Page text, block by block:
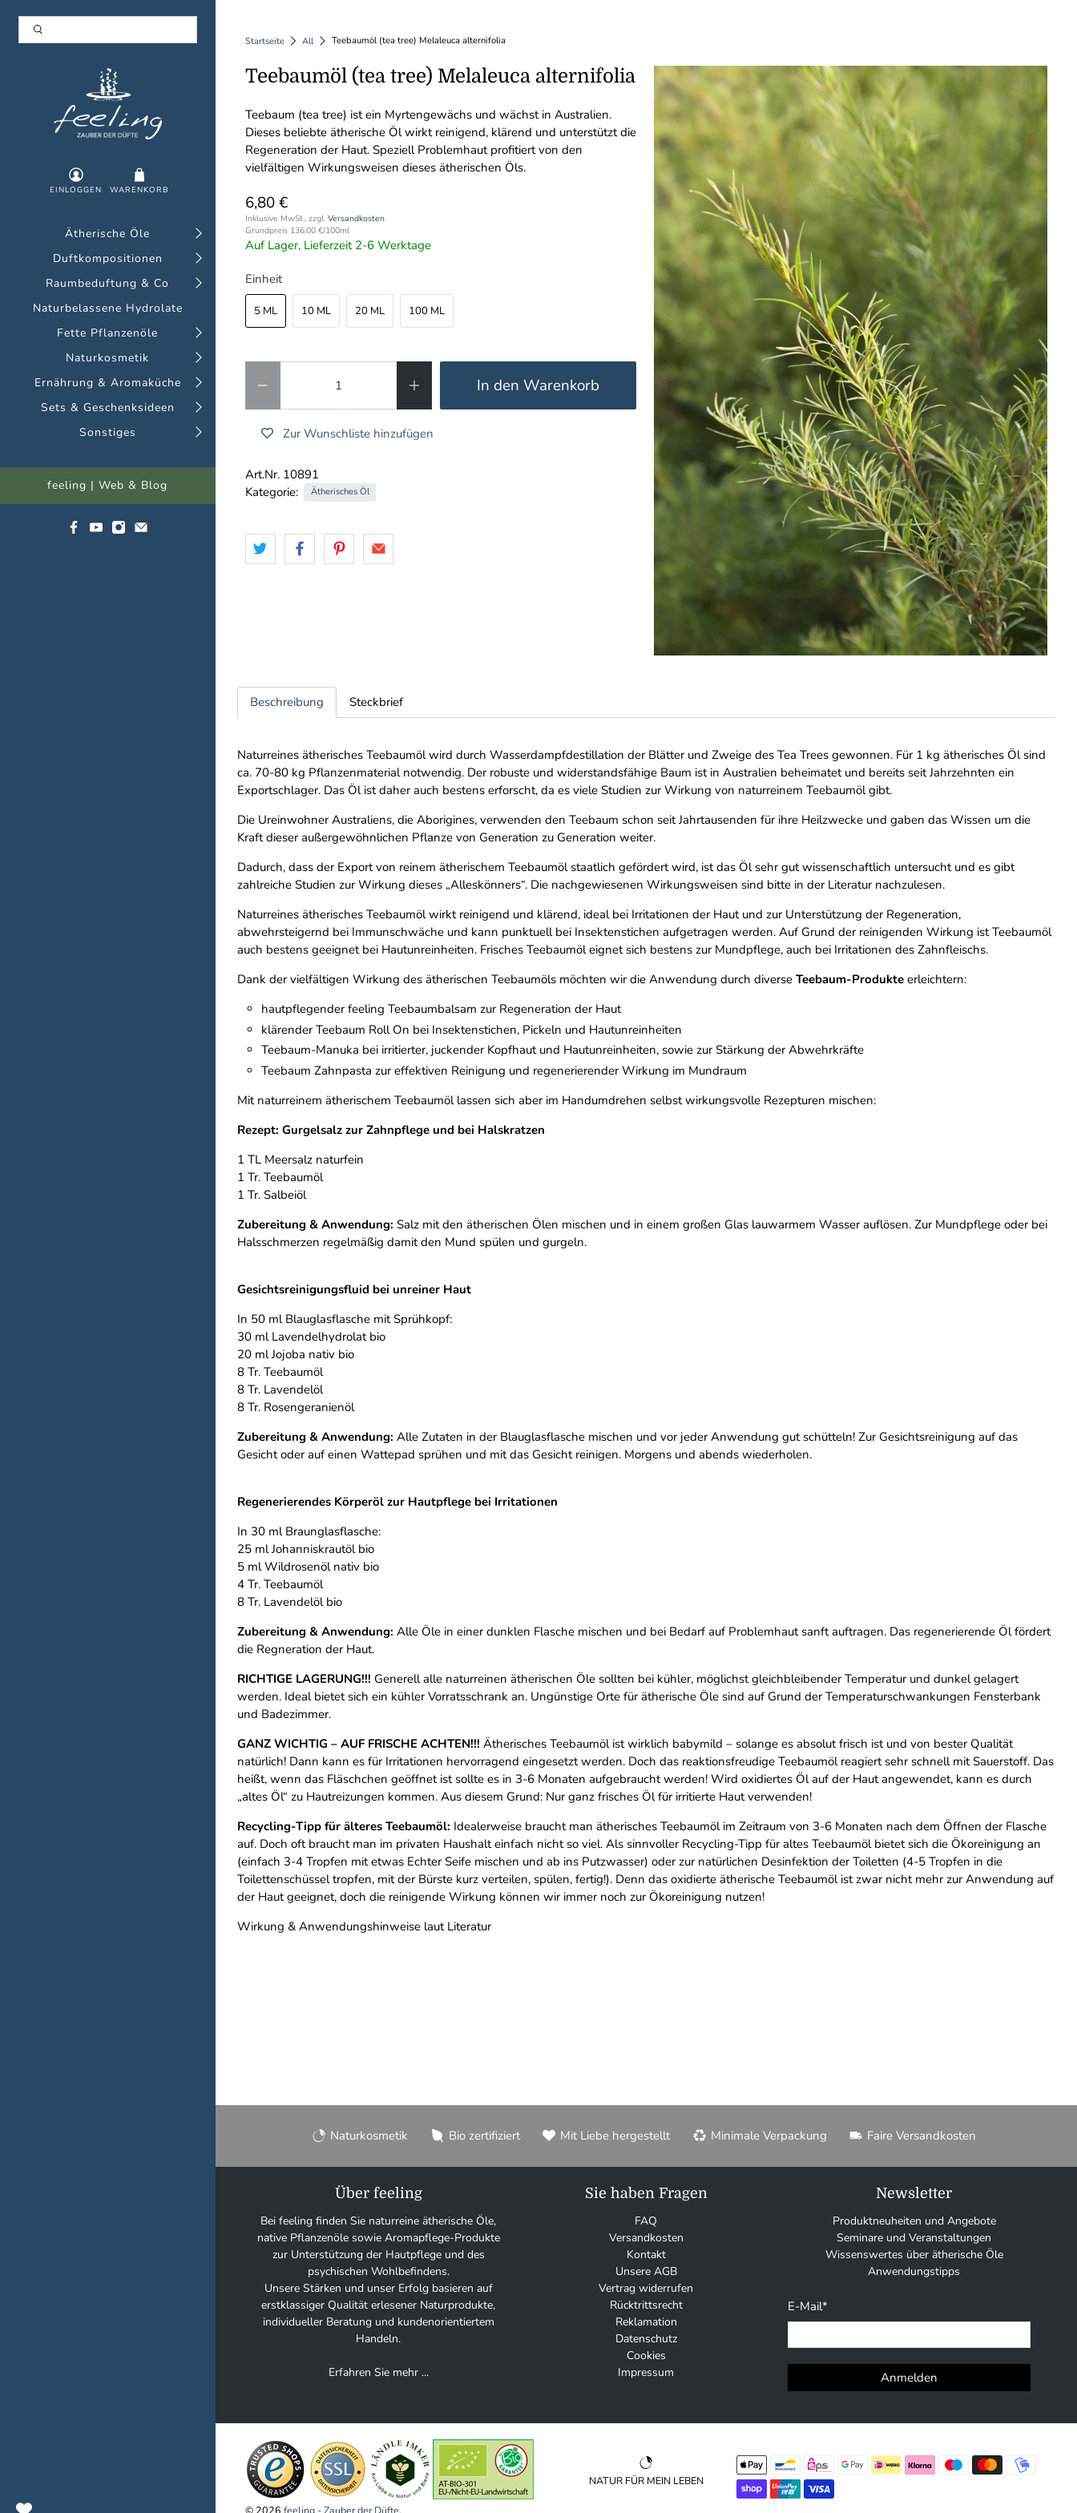
EINLOGGEN WARENKORB
Ätherische Öle
Duftkompositionen
Raumbeduftung & Co
Naturbelassene Hydrolate
Fette Pflanzenöle
Naturkosmetik
Ernährung & Aromaküche
Sets & Geschenksideen
Sonstiges
feeling | Web & Blog
Startseite All Teebaumöl (tea tree) Melaleuca alternifolia
Teebaumöl (tea tree) Melaleuca alternifolia
Teebaum (tea tree) ist ein Myrtengewächs und wächst in Australien.
Dieses beliebte ätherische Öl wirkt reinigend, klärend und unterstützt die
Regeneration der Haut. Speziell Problemhaut profitiert von den
vielfältigen Wirkungsweisen dieses ätherischen Öls.
6,80 €
Inklusive MwSt., zzgl. Versandkosten
Grundpreis 136,00 €/100ml
Auf Lager, Lieferzeit 2-6 Werktage
Einheit
5 ML 10 ML 20 ML 100 ML
In den Warenkorb
Zur Wunschliste hinzufügen
Art.Nr. 10891
Kategorie:
Ätherisches Öl
Beschreibung Steckbrief
Naturreines ätherisches Teebaumöl wird durch Wasserdampfdestillation der Blätter und Zweige des Tea Trees gewonnen. Für 1 kg ätherisches Öl sind
ca. 70-80 kg Pflanzenmaterial notwendig. Der robuste und widerstandsfähige Baum ist in Australien beheimatet und bereits seit Jahrzehnten ein
Exportschlager. Das Öl ist daher auch bestens erforscht, da es viele Studien zur Wirkung von naturreinem Teebaumöl gibt.
Die Ureinwohner Australiens, die Aborigines, verwenden den Teebaum schon seit Jahrtausenden für ihre Heilzwecke und gaben das Wissen um die
Kraft dieser außergewöhnlichen Pflanze von Generation zu Generation weiter.
Dadurch, dass der Export von reinem ätherischem Teebaumöl staatlich gefördert wird, ist das Öl sehr gut wissenschaftlich untersucht und es gibt
zahlreiche Studien zur Wirkung dieses „Alleskönners“. Die nachgewiesenen Wirkungsweisen sind bitte in der Literatur nachzulesen.
Naturreines ätherisches Teebaumöl wirkt reinigend und klärend, ideal bei Irritationen der Haut und zur Unterstützung der Regeneration,
abwehrsteigernd bei Immunschwäche und kann punktuell bei Insektenstichen aufgetragen werden. Auf Grund der reinigenden Wirkung ist Teebaumöl
auch bestens geeignet bei Hautunreinheiten. Frisches Teebaumöl eignet sich bestens zur Mundpflege, auch bei Irritationen des Zahnfleischs.
Dank der vielfältigen Wirkung des ätherischen Teebaumöls möchten wir die Anwendung durch diverse Teebaum-Produkteerleichtern:
hautpflegender feeling Teebaumbalsam zur Regeneration der Haut
klärender Teebaum Roll On bei Insektenstichen, Pickeln und Hautunreinheiten
Teebaum-Manuka bei irritierter, juckender Kopfhaut und Hautunreinheiten, sowie zur Stärkung der Abwehrkräfte
Teebaum Zahnpasta zur effektiven Reinigung und regenerierender Wirkung im Mundraum
Mit naturreinem ätherischem Teebaumöl lassen sich aber im Handumdrehen selbst wirkungsvolle Rezepturen mischen:
Rezept: Gurgelsalz zur Zahnpflege und bei Halskratzen
1 TL Meersalz naturfein
1 Tr. Teebaumöl
1 Tr. Salbeiöl
Zubereitung & Anwendung: Salz mit den ätherischen Ölen mischen und in einem großen Glas lauwarmem Wasser auflösen. Zur Mundpflege oder bei
Halsschmerzen regelmäßig damit den Mund spülen und gurgeln.
Gesichtsreinigungsfluid bei unreiner Haut
In 50 ml Blauglasflasche mit Sprühkopf:
30 ml Lavendelhydrolat bio
20 ml Jojoba nativ bio
8 Tr. Teebaumöl
8 Tr. Lavendelöl
8 Tr. Rosengeranienöl
Zubereitung & Anwendung: Alle Zutaten in der Blauglasflasche mischen und vor jeder Anwendung gut schütteln! Zur Gesichtsreinigung auf das
Gesicht oder auf einen Wattepad sprühen und mit das Gesicht reinigen. Morgens und abends wiederholen.
Regenerierendes Körperöl zur Hautpflege bei Irritationen
In 30 ml Braunglasflasche:
25 ml Johanniskrautöl bio
5 ml Wildrosenöl nativ bio
4 Tr. Teebaumöl
8 Tr. Lavendelöl bio
Zubereitung & Anwendung: Alle Öle in einer dunklen Flasche mischen und bei Bedarf auf Problemhaut sanft auftragen. Das regenerierende Öl fördert
die Regneration der Haut.
RICHTIGE LAGERUNG!!! Generell alle naturreinen ätherischen Öle sollten bei kühler, möglichst gleichbleibender Temperatur und dunkel gelagert
werden. Ideal bietet sich ein kühler Vorratsschrank an. Ungünstige Orte für ätherische Öle sind auf Grund der Temperaturschwankungen Fensterbank
und Badezimmer.
GANZ WICHTIG – AUF FRISCHE ACHTEN!!! Ätherisches Teebaumöl ist wirklich babymild – solange es absolut frisch ist und von bester Qualität
natürlich! Dann kann es für Irritationen hervorragend eingesetzt werden. Doch das reaktionsfreudige Teebaumöl reagiert sehr schnell mit Sauerstoff. Das
heißt, wenn das Fläschchen geöffnet ist sollte es in 3-6 Monaten aufgebraucht werden! Wird oxidiertes Öl auf der Haut angewendet, kann es durch
„altes Öl“ zu Hautreizungen kommen. Aus diesem Grund: Nur ganz frisches Öl für irritierte Haut verwenden!
Recycling-Tipp für älteres Teebaumöl: Idealerweise braucht man ätherisches Teebaumöl im Zeitraum von 3-6 Monaten nach dem Öffnen der Flasche
auf. Doch oft braucht man im privaten Haushalt einfach nicht so viel. Als sinnvoller Recycling-Tipp für altes Teebaumöl bietet sich die Ökoreinigung an
(einfach 3-4 Tropfen mit etwas Echter Seife mischen und ab ins Putzwasser) oder zur natürlichen Desinfektion der Toiletten (4-5 Tropfen in die
Toilettenschüssel tropfen, mit der Bürste kurz verteilen, spülen, fertig!). Denn das oxidierte ätherische Teebaumöl ist zwar nicht mehr zur Anwendung auf
der Haut geeignet, doch die reinigende Wirkung können wir immer noch zur Ökoreinigung nutzen!
Wirkung & Anwendungshinweise laut Literatur
Naturkosmetik Bio zertifiziert Mit Liebe hergestellt Minimale Verpackung Faire Versandkosten
Über feeling
Bei feeling finden Sie naturreine ätherische Öle,
native Pflanzenöle sowie Aromapflege-Produkte
zur Unterstützung der Hautpflege und des
psychischen Wohlbefindens.
Unsere Stärken und unser Erfolg basieren auf
erstklassiger Qualität erlesener Naturprodukte,
individueller Beratung und kundenorientiertem
Handeln.
Erfahren Sie mehr ...
Sie haben Fragen
FAQ
Versandkosten
Kontakt
Unsere AGB
Vertrag widerrufen
Rücktrittsrecht
Reklamation
Datenschutz
Cookies
Impressum
Newsletter
Produktneuheiten und Angebote
Seminare und Veranstaltungen
Wissenswertes über ätherische Öle
Anwendungstipps
E-Mail*
Anmelden
© 2026 feeling - Zauber der Düfte.
NATUR FÜR MEIN LEBEN